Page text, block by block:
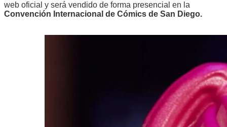
web oficial y será vendido de forma presencial en la
Convención Internacional de Cómics de San Diego.